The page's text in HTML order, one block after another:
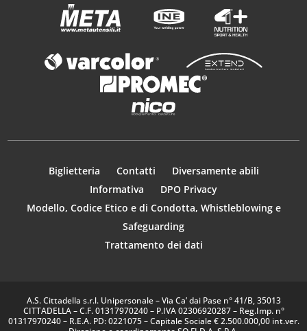
Biglietteria Contatti
Diversamente abili
Informativa
DPO Privacy
Modello, Codice Etico e di Condotta, Whistleblowing e
Safeguarding
Trattamento dei dati
A.S. Cittadella s.r.l. Unipersonale – Via Ca’ dai Pase n° 41/B, 35013
CITTADELLA – C.F. 01317970240 – P.IVA 02306920287 – Reg.Imp. n°
01317970240 – R.E.A. PD: 0221075 – Capitale Sociale € 2.500.000,00 int.ver.